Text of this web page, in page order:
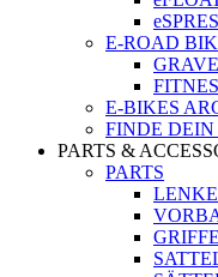
E-ROAD
E-BIKES
FINDE
PARTS &
PARTS